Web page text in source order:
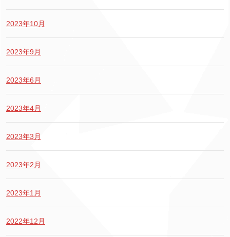
2023年10月
2023年9月
2023年6月
2023年4月
2023年3月
2023年2月
2023年1月
2022年12月